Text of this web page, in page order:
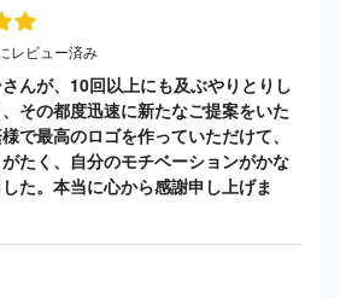
レビュー済み
んが、10回以上にも及ぶやりとりし
その都度迅速に新たなご提案をいた
で最高のロゴを作っていただけて、
たく、自分のモチベーションがかな
た。本当に心から感謝申し上げま